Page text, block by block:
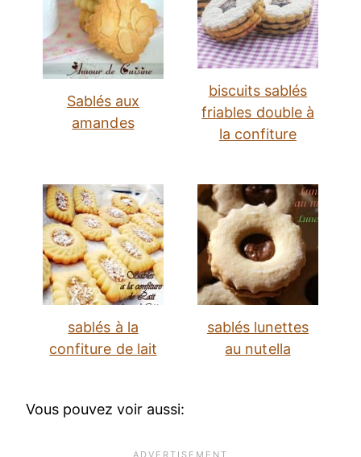
Sablés aux
amandes
biscuits sablés
friables double à
la confiture
sablés à la
confiture de lait
sablés lunettes
au nutella
Vous pouvez voir aussi: